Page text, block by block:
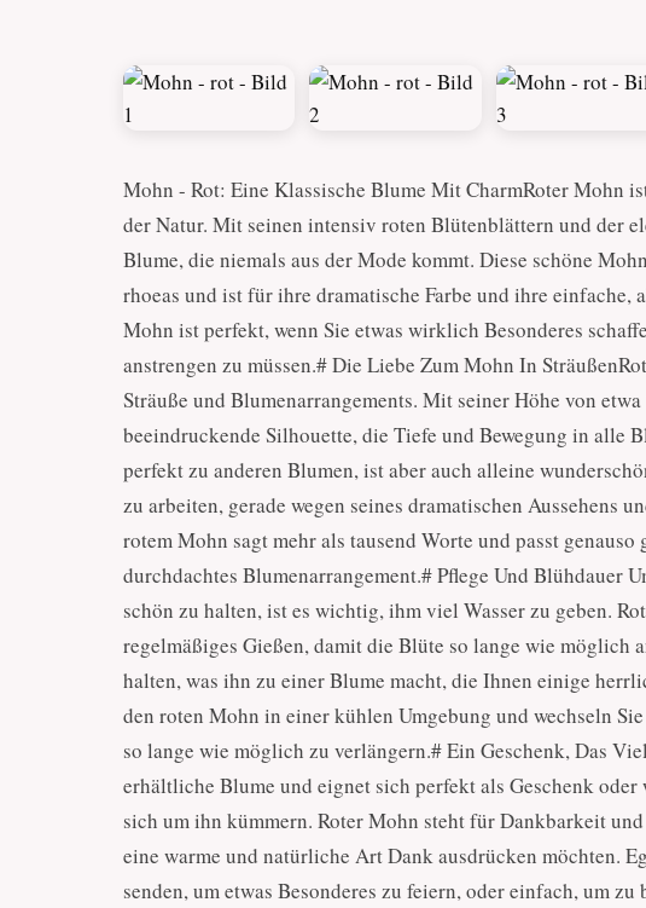
Mohn - Rot: Eine Klassische Blume Mit CharmRoter Mohn
der Natur. Mit seinen intensiv roten Blütenblättern und der
Blume, die niemals aus der Mode kommt. Diese schöne
rhoeas und ist für ihre dramatische Farbe und ihre einfache,
Mohn ist perfekt, wenn Sie etwas wirklich Besonderes
anstrengen zu müssen.# Die Liebe Zum Mohn In
Sträuße und Blumenarrangements. Mit seiner Höhe von
beeindruckende Silhouette, die Tiefe und Bewegung in alle
perfekt zu anderen Blumen, ist aber auch alleine
zu arbeiten, gerade wegen seines dramatischen Aussehens
rotem Mohn sagt mehr als tausend Worte und passt
durchdachtes Blumenarrangement.# Pflege Und Blühdauer
schön zu halten, ist es wichtig, ihm viel Wasser zu geben.
regelmäßiges Gießen, damit die Blüte so lange wie möglich
halten, was ihn zu einer Blume macht, die Ihnen einige
den roten Mohn in einer kühlen Umgebung und wechseln
so lange wie möglich zu verlängern.# Ein Geschenk, Das
erhältliche Blume und eignet sich perfekt als Geschenk oder
sich um ihn kümmern. Roter Mohn steht für Dankbarkeit
eine warme und natürliche Art Dank ausdrücken möchten.
senden, um etwas Besonderes zu feiern, oder einfach, um